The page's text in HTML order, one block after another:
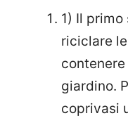
1) Il
riciclare
giardino.
coprivasi